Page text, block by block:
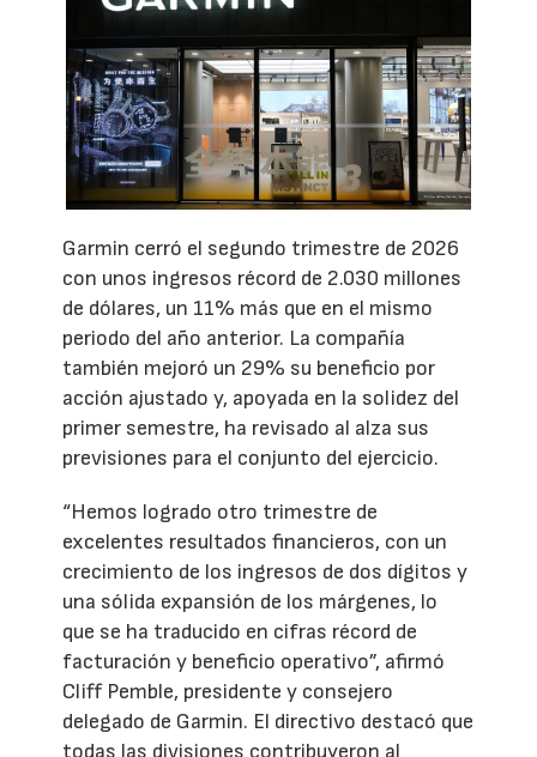
Garmin cerró el segundo trimestre de 2026
con unos ingresos récord de 2.030 millones
de dólares, un 11% más que en el mismo
periodo del año anterior. La compañía
también mejoró un 29% su beneficio por
acción ajustado y, apoyada en la solidez del
primer semestre, ha revisado al alza sus
previsiones para el conjunto del ejercicio.
“Hemos logrado otro trimestre de
excelentes resultados financieros, con un
crecimiento de los ingresos de dos dígitos y
una sólida expansión de los márgenes, lo
que se ha traducido en cifras récord de
facturación y beneficio operativo”, afirmó
Cliff Pemble, presidente y consejero
delegado de Garmin. El directivo destacó que
todas las divisiones contribuyeron al